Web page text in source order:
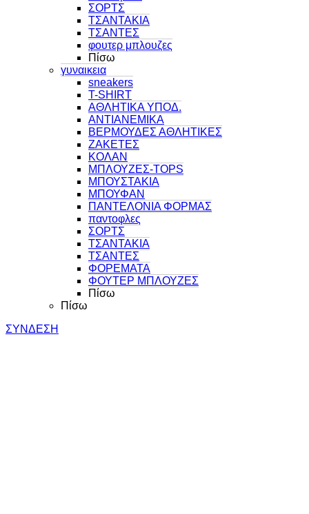
ΣΟΡΤΣ
ΤΣΑΝΤΑΚΙΑ
ΤΣΑΝΤΕΣ
φουτερ μπλουζες
Πίσω
γυναικεια
sneakers
T-SHIRT
ΑΘΛΗΤΙΚΑ ΥΠΟΔ.
ΑΝΤΙΑΝΕΜΙΚΑ
ΒΕΡΜΟΥΔΕΣ ΑΘΛΗΤΙΚΕΣ
ΖΑΚΕΤΕΣ
ΚΟΛΑΝ
ΜΠΛΟΥΖΕΣ-TOPS
ΜΠΟΥΣΤΑΚΙΑ
ΜΠΟΥΦΑΝ
ΠΑΝΤΕΛΟΝΙΑ ΦΟΡΜΑΣ
παντοφλες
ΣΟΡΤΣ
ΤΣΑΝΤΑΚΙΑ
ΤΣΑΝΤΕΣ
ΦΟΡΕΜΑΤΑ
ΦΟΥΤΕΡ ΜΠΛΟΥΖΕΣ
Πίσω
Πίσω
ΣΥΝΔΕΣΗ